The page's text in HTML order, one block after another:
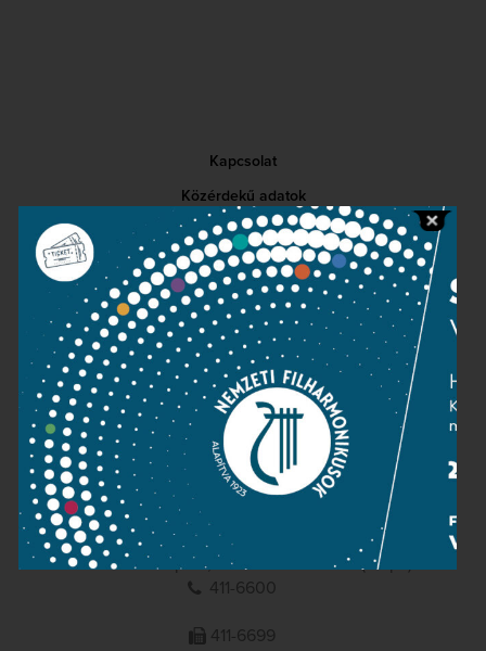
Kapcsolat
Közérdekű adatok
Sajtószoba
Adatvédelem
Impresszum
NEMZETI
FILHARMONIKUSOK
1095 Budapest, Komor Marcell u. 1. (Müpa)
411-6600
411-6699